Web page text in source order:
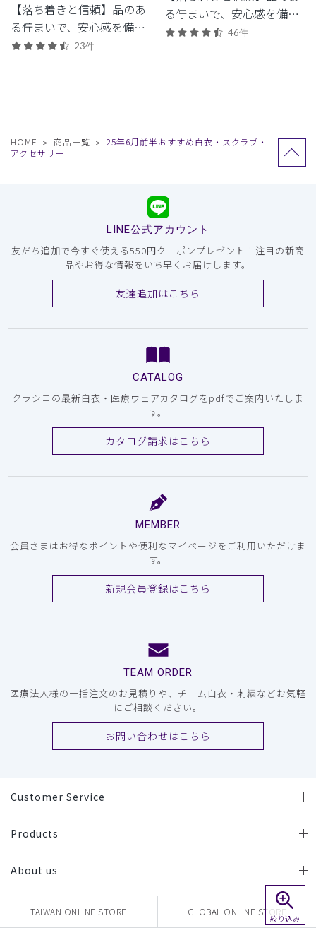
【落ち着きと信頼】品のあ
る佇まいで、安心感を備え
た定番シリーズ。
23件
る佇まいで、安心感を備え
た定番シリーズ。
46件
絞り込み
HOME 商品一覧
25年6月前半おすすめ白衣・スクラブ・
アクセサリー
LINE公式アカウント
友だち追加で今すぐ使える550円クーポンプレゼント！注目の新商
品やお得な情報をいち早くお届けします。
友達追加はこちら
CATALOG
クラシコの最新白衣・医療ウェアカタログをpdfでご案内いたしま
す。
カタログ請求はこちら
MEMBER
会員さまはお得なポイントや便利なマイページをご利用いただけま
す。
新規会員登録はこちら
TEAM ORDER
医療法人様の一括注文のお見積りや、チーム白衣・刺繍などお気軽
にご相談ください。
お問い合わせはこちら
Customer Service
Products
About us
TAIWAN ONLINE STORE GLOBAL ONLINE STORE